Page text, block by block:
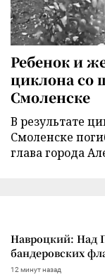
Ребенок и
циклона со
Смоленске
В результате
Смоленске
глава города
Навроцкий: Над
бандеровских
12 минут назад